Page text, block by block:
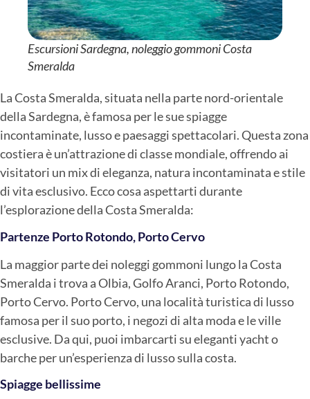
Escursioni Sardegna, noleggio gommoni Costa
Smeralda
La Costa Smeralda, situata nella parte nord-orientale
della Sardegna, è famosa per le sue spiagge
incontaminate, lusso e paesaggi spettacolari. Questa zona
costiera è un’attrazione di classe mondiale, offrendo ai
visitatori un mix di eleganza, natura incontaminata e stile
di vita esclusivo. Ecco cosa aspettarti durante
l’esplorazione della Costa Smeralda:
Partenze Porto Rotondo, Porto Cervo
La maggior parte dei noleggi gommoni lungo la Costa
Smeralda i trova a Olbia, Golfo Aranci, Porto Rotondo,
Porto Cervo. Porto Cervo, una località turistica di lusso
famosa per il suo porto, i negozi di alta moda e le ville
esclusive. Da qui, puoi imbarcarti su eleganti yacht o
barche per un’esperienza di lusso sulla costa.
Spiagge bellissime